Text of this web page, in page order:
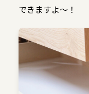
できますよ〜！